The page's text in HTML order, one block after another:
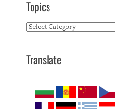
Topics
Topics
Translate